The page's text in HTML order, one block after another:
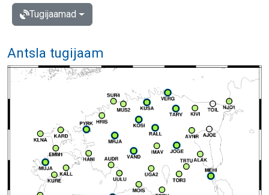
Tugijaamad
Antsla tugijaam